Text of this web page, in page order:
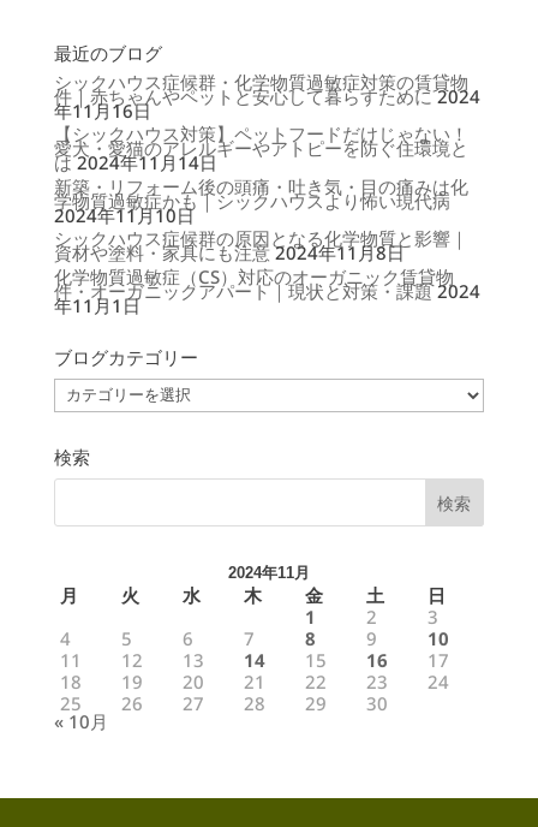
最近のブログ
シックハウス症候群・化学物質過敏症対策の賃貸物
件｜赤ちゃんやペットと安心して暮らすために 2024
年11月16日
【シックハウス対策】ペットフードだけじゃない！
愛犬・愛猫のアレルギーやアトピーを防ぐ住環境と
は 2024年11月14日
新築・リフォーム後の頭痛・吐き気・目の痛みは化
学物質過敏症かも｜シックハウスより怖い現代病
2024年11月10日
シックハウス症候群の原因となる化学物質と影響｜
資材や塗料・家具にも注意 2024年11月8日
化学物質過敏症（CS）対応のオーガニック賃貸物
件・オーガニックアパート｜現状と対策・課題 2024
年11月1日
ブログカテゴリー
ブ
ロ
グ
ゴ
リ
ー
検索
2024年11月
月 火 水 木 金 土
日
1
2
3
4
5 6 7 8 9
10
11
12 13 14 15 16
17
18
19 20 21 22 23
24
25
26 27 28 29 30
« 10月